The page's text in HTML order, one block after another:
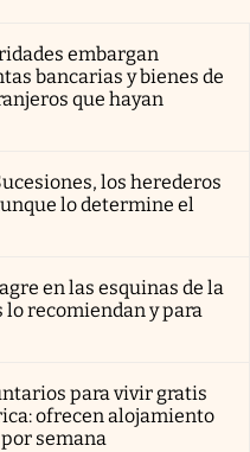
embargan
bancarias y bienes de
que hayan
los herederos
lo determine el
en las esquinas de la
lo recomiendan y para
para vivir gratis
ofrecen alojamiento
semana